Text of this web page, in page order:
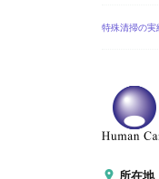
特殊清掃の実
所在地